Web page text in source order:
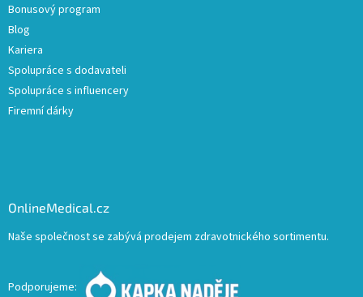
Bonusový program
Blog
Kariera
Spolupráce s dodavateli
Spolupráce s influencery
Firemní dárky
OnlineMedical.cz
Naše společnost se zabývá prodejem zdravotnického sortimentu.
Podporujeme: